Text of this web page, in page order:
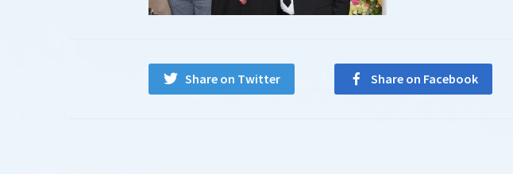
Share on Twitter Share on Facebook